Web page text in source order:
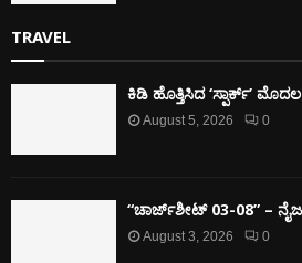
TRAVEL
ಕಿಡಿ‌‌ ಹೊತ್ತಿಸಿದ ‘ಸ್ಪಾರ್ಕ್’
August 5, 2026 0
“ಚಾರ್ಜ್‌ಶೀಟ್ 03-08” –
August 3, 2026 0